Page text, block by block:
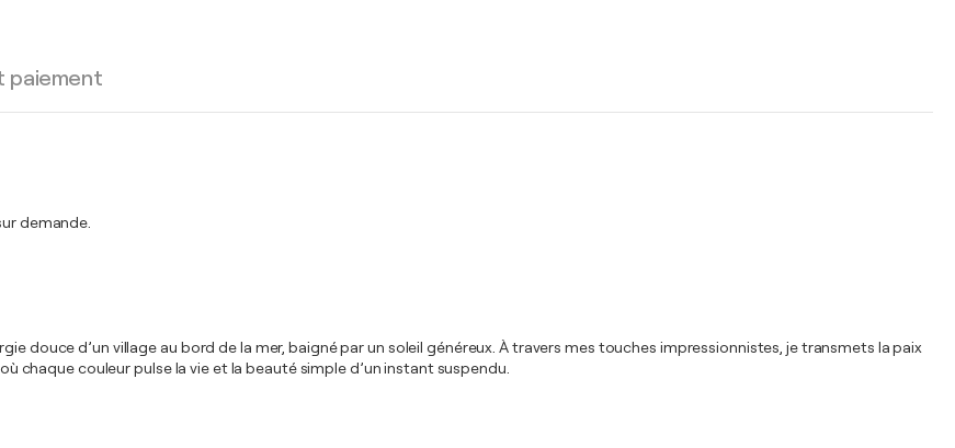
paiement
demande.
douce d’un village au bord de la mer, baigné par un soleil généreux. À travers mes touches impressionnistes, je transmets la paix
chaque couleur pulse la vie et la beauté simple d’un instant suspendu.